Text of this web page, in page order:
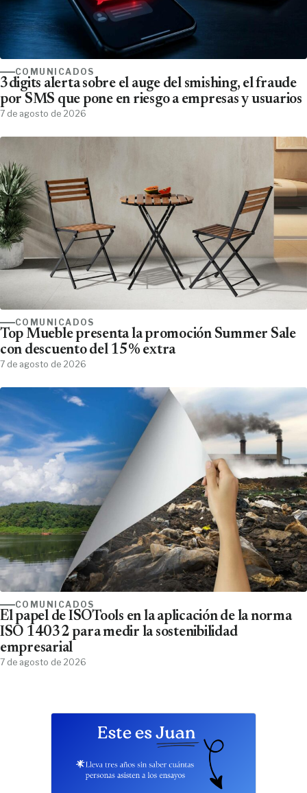
COMUNICADOS
3digits alerta sobre el auge del smishing, el fraude
por SMS que pone en riesgo a empresas y usuarios
7 de agosto de 2026
COMUNICADOS
Top Mueble presenta la promoción Summer Sale
con descuento del 15% extra
7 de agosto de 2026
COMUNICADOS
El papel de ISOTools en la aplicación de la norma
ISO 14032 para medir la sostenibilidad
empresarial
7 de agosto de 2026